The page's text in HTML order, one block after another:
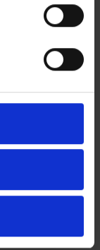
DE
949,00 €